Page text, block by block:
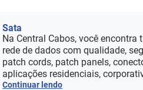
Sata
Na Central Cabos, você
rede de dados com qualidade,
patch cords, patch panels,
aplicações residenciais,
Continuar lendo